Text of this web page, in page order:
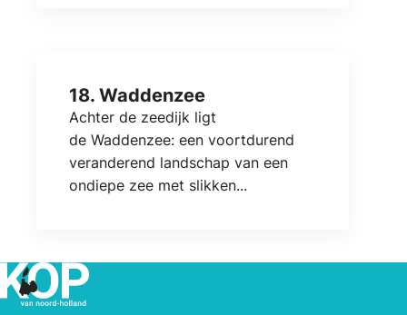
18. Waddenzee
Achter de zeedijk ligt
de Waddenzee: een voortdurend
veranderend landschap van een
ondiepe zee met slikken...